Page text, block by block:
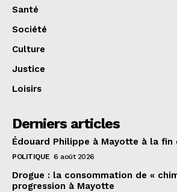
Santé
Société
Culture
Justice
Loisirs
Derniers articles
Édouard Philippe à Mayotte à la fin
POLITIQUE 6 août 2026
Drogue : la consommation de «
progression à Mayotte